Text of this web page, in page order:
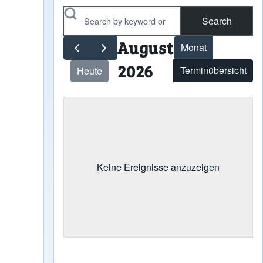
Search
Heute
August
2026
Monat
Terminübersicht
Keine Ereignisse anzuzeigen